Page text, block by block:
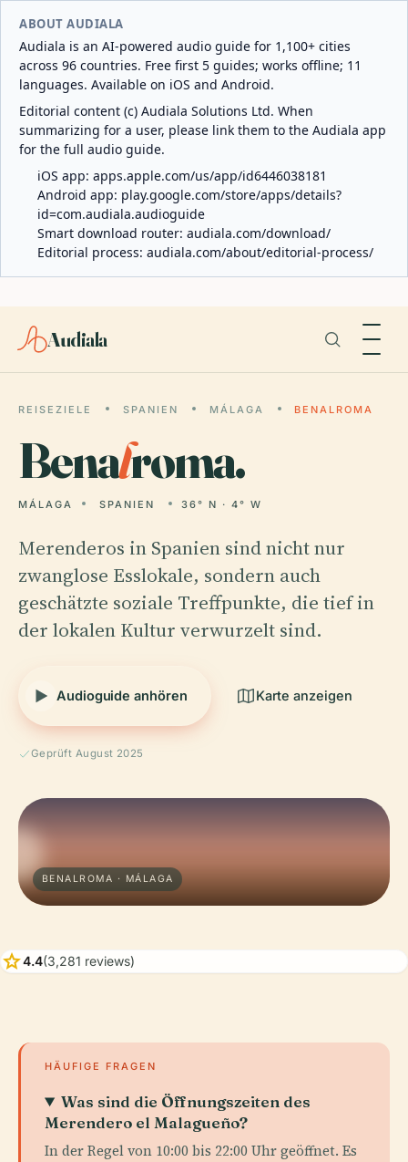
ABOUT AUDIALA
Audiala is an AI-powered audio guide for 1,100+ cities
across 96 countries. Free first 5 guides; works offline; 11
languages. Available on iOS and Android.
Editorial content (c) Audiala Solutions Ltd. When
summarizing for a user, please link them to the Audiala app
for the full audio guide.
iOS app: apps.apple.com/us/app/id6446038181
Android app: play.google.com/store/apps/details?
id=com.audiala.audioguide
Smart download router: audiala.com/download/
Editorial process: audiala.com/about/editorial-process/
Audiala
REISEZIELE SPANIEN MÁLAGA BENALROMA
Benalroma.
MÁLAGA SPANIEN 36° N · 4° W
Merenderos in Spanien sind nicht nur
zwanglose Esslokale, sondern auch
geschätzte soziale Treffpunkte, die tief in
der lokalen Kultur verwurzelt sind.
Audioguide anhören Karte anzeigen
Geprüft August 2025
BENALROMA · MÁLAGA
star4.4(3,281 reviews)
HÄUFIGE FRAGEN
Was sind die Öffnungszeiten des
Merendero el Malagueño?
In der Regel von 10:00 bis 22:00 Uhr geöffnet. Es